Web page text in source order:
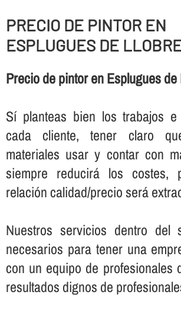
PRECIO DE PINTOR EN
ESPLUGUES DE
Precio de pintor en Esplugues
Sí­ planteas bien los trabajos
cada cliente, tener claro
materiales usar y contar con
siempre reducirá los
relación calidad/precio será
Nuestros servicios dentro del
necesarios para tener una
con un equipo de profesionales
resultados dignos de